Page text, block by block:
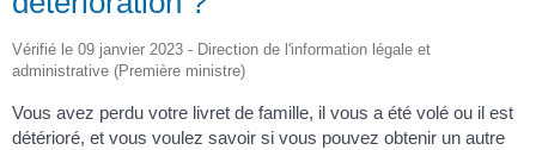
Vérifié le 09 janvier 2023 - Direction de l'information légale et
administrative (Première ministre)
Vous avez perdu votre livret de famille, il vous a été volé ou il est
détérioré, et vous voulez savoir si vous pouvez obtenir un autre